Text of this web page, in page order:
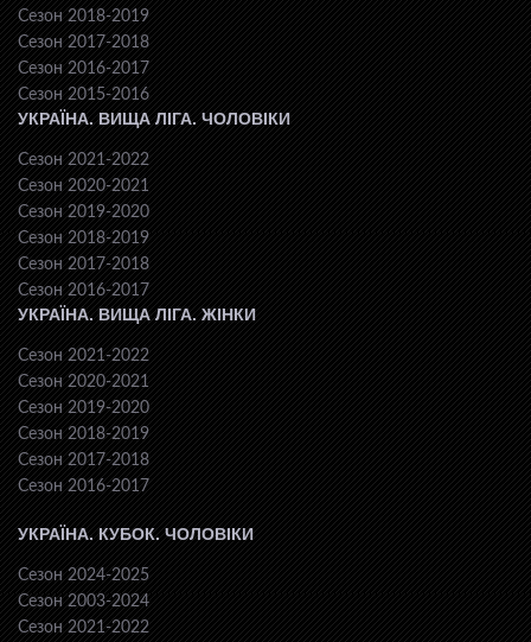
Сезон 2018-2019
Сезон 2017-2018
Сезон 2016-2017
Сезон 2015-2016
УКРАЇНА. ВИЩА ЛІГА. ЧОЛОВІКИ
Сезон 2021-2022
Сезон 2020-2021
Сезон 2019-2020
Сезон 2018-2019
Сезон 2017-2018
Сезон 2016-2017
УКРАЇНА. ВИЩА ЛІГА. ЖІНКИ
Сезон 2021-2022
Сезон 2020-2021
Сезон 2019-2020
Сезон 2018-2019
Сезон 2017-2018
Сезон 2016-2017
УКРАЇНА. КУБОК. ЧОЛОВІКИ
Сезон 2024-2025
Сезон 2003-2024
Сезон 2021-2022